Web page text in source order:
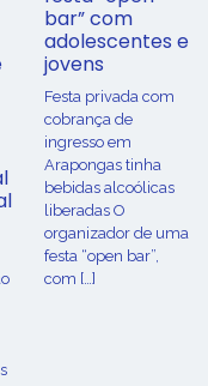
bar” com
adolescentes e
jovens
Festa privada com
cobrança de
ingresso em
Arapongas tinha
bebidas alcoólicas
liberadas O
organizador de uma
festa “open bar”,
com […]